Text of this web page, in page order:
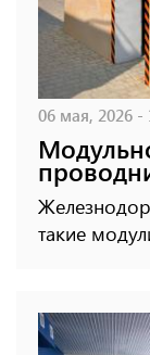
06 мая, 2026 -
такие